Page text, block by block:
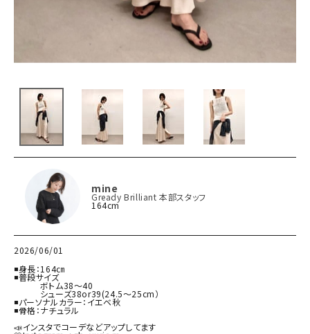
mine
Gready Brilliant 本部スタッフ
164cm
2026/06/01
◾️身長：164㎝
◾️普段サイズ
ボトム38〜40
シューズ38or39(24.5〜25cm）
◾️パーソナルカラー：イエベ秋
◾️骨格：ナチュラル
📣インスタでコーデなどアップしてます